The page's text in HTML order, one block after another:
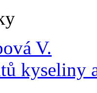
V.
kyseliny